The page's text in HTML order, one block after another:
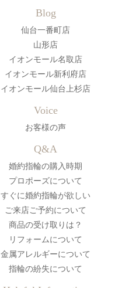
Blog
仙台一番町店
山形店
イオンモール名取店
イオンモール新利府店
イオンモール仙台上杉店
Voice
お客様の声
Q&A
婚約指輪の購入時期
プロポーズについて
すぐに婚約指輪が欲しい
ご来店ご予約について
商品の受け取りは？
リフォームについて
金属アレルギーについて
指輪の紛失について